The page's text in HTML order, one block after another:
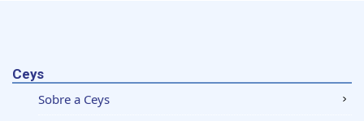
Ceys
Sobre a Ceys